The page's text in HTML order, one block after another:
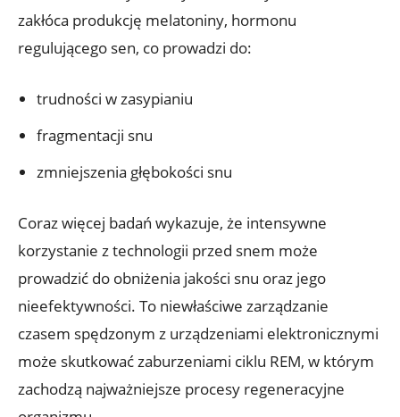
zakłóca produkcję melatoniny, hormonu
regulującego sen, co prowadzi do:
trudności w zasypianiu
fragmentacji snu
zmniejszenia głębokości snu
Coraz więcej badań wykazuje, że intensywne
korzystanie z technologii przed snem może
prowadzić do obniżenia jakości snu oraz jego
nieefektywności. To niewłaściwe zarządzanie
czasem spędzonym z urządzeniami elektronicznymi
może skutkować zaburzeniami ciklu REM, w którym
zachodzą najważniejsze procesy regeneracyjne